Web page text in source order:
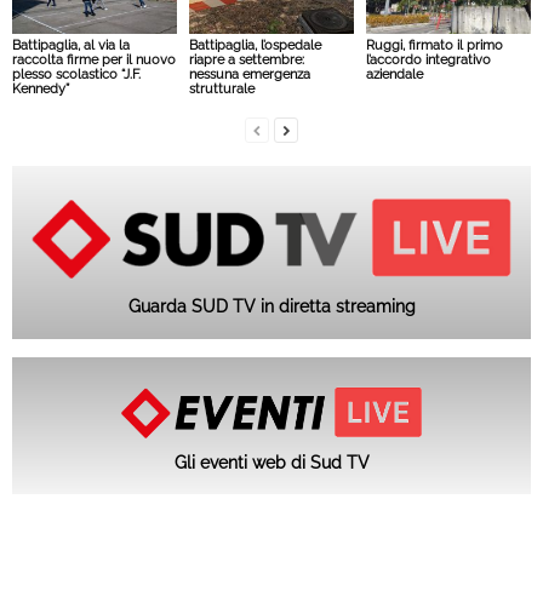
Battipaglia, al via la
raccolta firme per il nuovo
plesso scolastico “J.F.
Kennedy”
Battipaglia, l’ospedale
riapre a settembre:
nessuna emergenza
strutturale
Ruggi, firmato il primo
l’accordo integrativo
aziendale
Guarda SUD TV in diretta streaming
Gli eventi web di Sud TV